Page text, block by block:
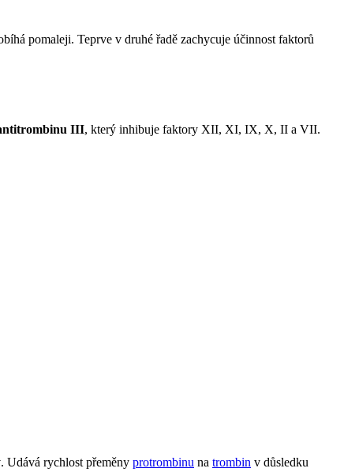
pomaleji. Teprve v druhé řadě zachycuje účinnost faktorů
III, který inhibuje faktory XII, XI, IX, X, II a VII.
. Udává rychlost přeměny protrombinu na trombin v důsledku